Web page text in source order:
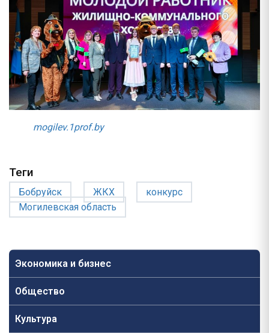
Экономика и бизнес
Общество
Культура
mogilev.1prof.by
Теги
Бобруйск ЖКХ
конкурс
Могилевская область